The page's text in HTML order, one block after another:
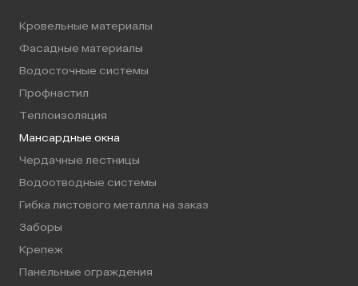
Кровельные материалы
Фасадные материалы
Водосточные системы
Профнастил
Теплоизоляция
Мансардные окна
Чердачные лестницы
Водоотводные системы
Гибка листового металла на заказ
Заборы
Крепеж
Панельные ограждения